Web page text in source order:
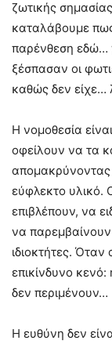
ζωτικής
καταλάβουμε πως
παρένθεση εδώ…
ξέσπασαν οι
καθώς δεν είχε…
Η νομοθεσία
οφείλουν να τα
απομακρύνοντας
εύφλεκτο υλικό.
επιβλέπουν, να
να παρεμβαίνουν
ιδιοκτήτες. Όταν
επικίνδυνο
δεν περιμένουν…
Η ευθύνη δεν